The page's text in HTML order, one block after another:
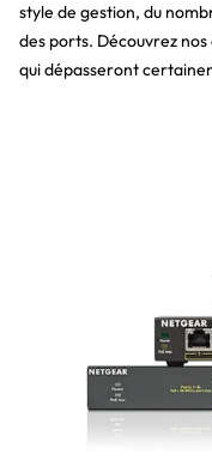
style de gestion, du
des ports. Découvrez
qui dépasseront